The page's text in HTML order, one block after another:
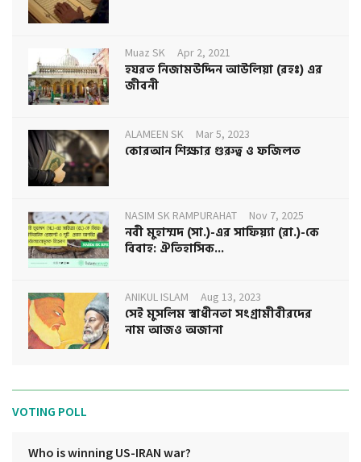
Muaz SK Apr 2, 2021
হযরত নিজামউদ্দিন আউলিয়া (রহঃ) এর
জীবনী
ALAMEEN SK Mar 5, 2023
কোরআন শিক্ষার গুরুত্ব ও ফজিলত
NASIM SK RAMPURAHAT Nov 7, 2025
নবী মুহাম্মদ (সা.)-এর সাফিয়্যা (রা.)-কে
বিবাহ: ঐতিহাসিক...
ANIKUL ISLAM Aug 13, 2023
সেই মুসলিম স্বাধীনতা সংগ্রামীবীরদের
নাম আজও অজানা
VOTING POLL
Who is winning US-IRAN war?